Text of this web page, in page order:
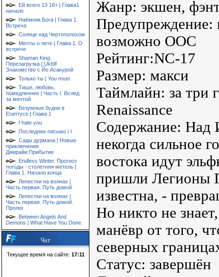
Ей всего 13 18+ | Глава1
начало
Наёмник Бога | Глава 1.
Встреча
Солнце над Чертополохом
Мечты о лете | Глава 1. О
встрече
Shaman King.
Перезагрузка | Ukfdf
Знакомство с Йо Асакурой
Только ты | You must
Тише, любовь,
помедленнее | Часть I. Вслед
за мечтой
Безумные будни в
Египтусе | Глава 1
I hate you
Последнее письмо | I
Сады дурмана | Новые
приключения
Джирайи:Прибытие
Endless Winter. Прогноз
погоды - столетняя метель |
Глава 1. Начало конца
Лепестки на волнах |
Часть первая. Путь домой
Лепестки на волнах |
Часть первая. Путь домой.
Пролог
Between Angels And
Demons | What Have You Done
Чат
Текущее время на сайте: 17:11
Жанр: экшен,
Предупреждение:
возможно ООС
Рейтинг:NC-17
Размер: макси
Таймлайн: за три
Renaissance
Содержание: Над
некогда сильное
востока идут
пришли Легионы
известна, -
Но никто не
манёвр от того,
северных
Статус: завершён